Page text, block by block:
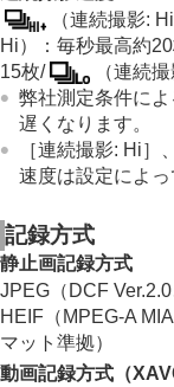
（連続撮影:
Hi）：毎秒最高約
15枚/
（連続
弊社測定条件に
遅くなります。
［連続撮影: Hi］
速度は設定によっ
記録方式
静止画記録方式
JPEG（DCF
HEIF（MPEG-A
マット準拠）
動画記録方式（